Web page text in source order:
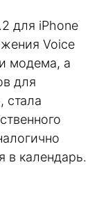
для iPhone
Voice
модема, а
для
стала
в календарь.